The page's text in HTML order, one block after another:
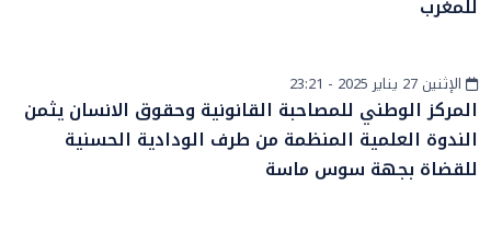
للمغرب
أخبار عامةالإثنين 27 يناير 2025 - 23:21
المركز الوطني للمصاحبة القانونية وحقوق الانسان يثمن
الندوة العلمية المنظمة من طرف الودادية الحسنية
للقضاة بجهة سوس ماسة